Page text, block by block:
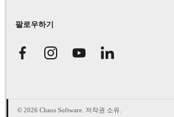
팔로우하기
© 2026 Chaos Software. 저작권 소유.